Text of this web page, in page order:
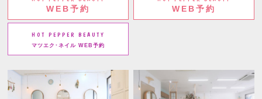
WEB予約
HOT PEPPER BEAUTY
マツエク･ネイル WEB予約
WEB予約